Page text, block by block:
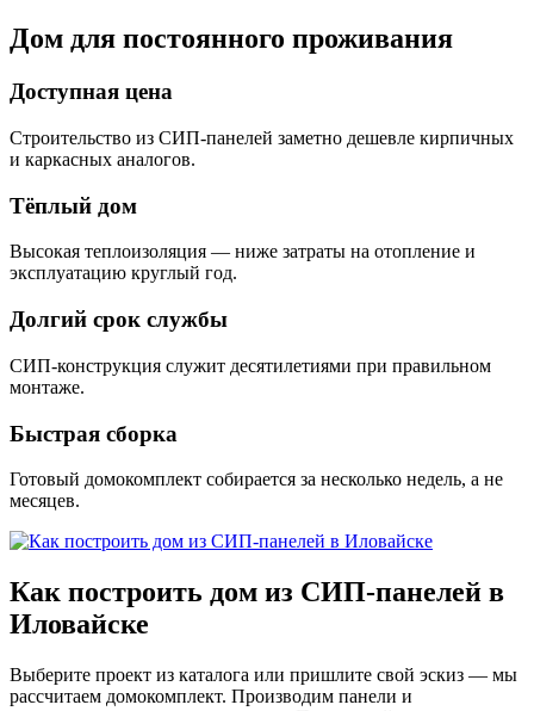
Дом для постоянного проживания
Доступная цена
Строительство из СИП-панелей заметно дешевле кирпичных
и каркасных аналогов.
Тёплый дом
Высокая теплоизоляция — ниже затраты на отопление и
эксплуатацию круглый год.
Долгий срок службы
СИП-конструкция служит десятилетиями при правильном
монтаже.
Быстрая сборка
Готовый домокомплект собирается за несколько недель, а не
месяцев.
Как построить дом из СИП-панелей в
Иловайске
Выберите проект из каталога или пришлите свой эскиз — мы
рассчитаем домокомплект. Производим панели и